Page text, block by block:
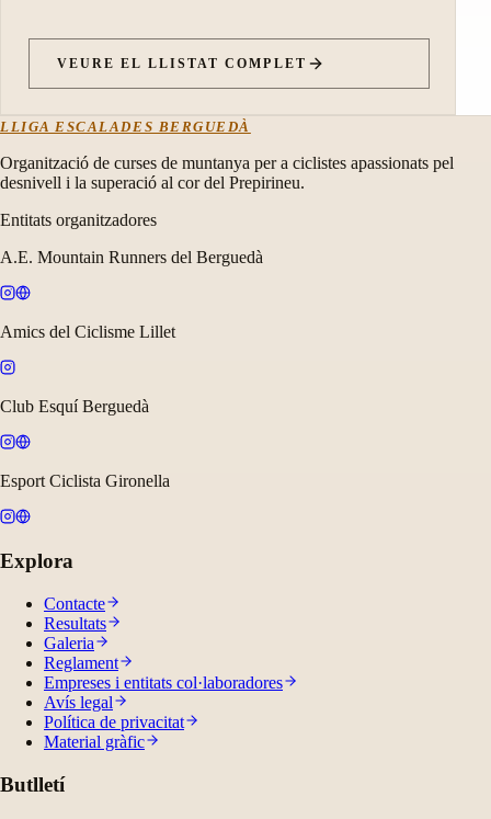
VEURE EL LLISTAT COMPLET
LLIGA ESCALADES BERGUEDÀ
Organització de curses de muntanya per a ciclistes apassionats pel
desnivell i la superació al cor del Prepirineu.
Entitats organitzadores
A.E. Mountain Runners del Berguedà
Amics del Ciclisme Lillet
Club Esquí Berguedà
Esport Ciclista Gironella
Explora
Contacte
Resultats
Galeria
Reglament
Empreses i entitats col·laboradores
Avís legal
Política de privacitat
Material gràfic
Butlletí